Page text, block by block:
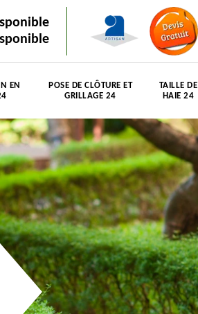
EN
POSE DE CLÔTURE ET
GRILLAGE 24
TAILLE DE
HAIE 24